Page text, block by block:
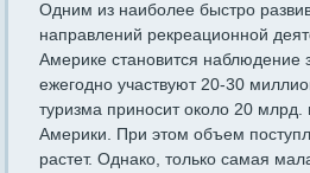
Одним из наиболее быстро
направлений рекреационной
Америке становится наблюдение
ежегодно участвуют 20-30
туризма приносит около 20 млрд.
Америки. При этом объем
растет. Однако, только самая